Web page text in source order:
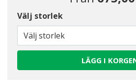
Välj storlek
Välj storlek
LÄGG I